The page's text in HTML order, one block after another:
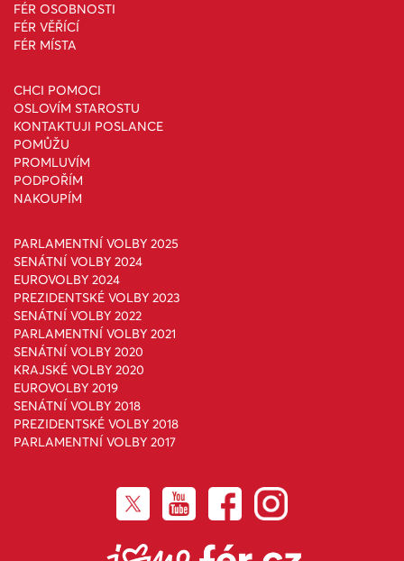
FÉR OSOBNOSTI
FÉR VĚŘÍCÍ
FÉR MÍSTA
CHCI POMOCI
OSLOVÍM STAROSTU
KONTAKTUJI POSLANCE
POMŮŽU
PROMLUVÍM
PODPOŘÍM
NAKOUPÍM
PARLAMENTNÍ VOLBY 2025
SENÁTNÍ VOLBY 2024
EUROVOLBY 2024
PREZIDENTSKÉ VOLBY 2023
SENÁTNÍ VOLBY 2022
PARLAMENTNÍ VOLBY 2021
SENÁTNÍ VOLBY 2020
KRAJSKÉ VOLBY 2020
EUROVOLBY 2019
SENÁTNÍ VOLBY 2018
PREZIDENTSKÉ VOLBY 2018
PARLAMENTNÍ VOLBY 2017